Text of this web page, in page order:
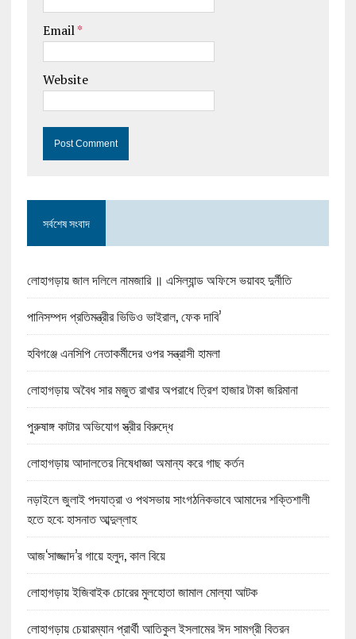
Email*
Website
সর্বশেষ সংবাদ
লোহাগড়ায় জাল দলিলে নামজারি ॥ এসিল্যান্ড অফিসে ভয়াবহ দুর্নীতি
পানিসম্পদ প্রতিমন্ত্রীর ভিডিও ভাইরাল, ফেক দাবি’
হবিগঞ্জে এনসিপি নেতাকর্মীদের ওপর সন্ত্রাসী হামলা
লোহাগড়ায় অবৈধ সার মজুত রাখার অপরাধে ত্রিশ হাজার টাকা জরিমানা
পুরুষাঙ্গ কাটার অভিযোগ স্ত্রীর বিরুদ্ধে
লোহাগড়ায় আদালতের নিষেধাজ্ঞা অমান্য করে গাছ কর্তন
নড়াইলে জুলাই পদযাত্রা ও পথসভায় সাংগঠনিকভাবে আমাদের শক্তিশালী
হতে হবে: হাসনাত আব্দুল্লাহ
আজ‘সাজ্জাদ’র গায়ে হলুদ, কাল বিয়ে
লোহাগড়ায় ইজিবাইক চোরের মুলহোতা জামাল মোল্যা আটক
লোহাগড়ায় চেয়ারম্যান প্রার্থী আতিকুল ইসলামের ঈদ সামগ্রী বিতরন